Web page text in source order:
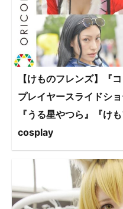
【けものフレンズ】『
プレイヤースライドシ
『うる星やつら』『け
cosplay